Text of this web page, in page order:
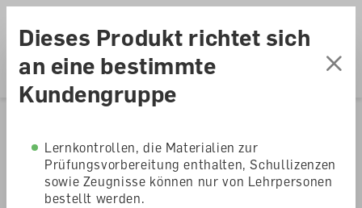
Accesskey Navigation
Direkt
Seitenanfang
Hauptnavigation
Direkt
zum
Hauptinhalt
Direkt
zum
Footer
Direkt
Apropos Medien 5/6
Dieses Produkt richtet sich
an eine bestimmte
Kundengruppe
Lernkontrollen, die Materialien zur
Prüfungsvorbereitung enthalten, Schullizenzen
sowie Zeugnisse können nur von Lehrpersonen
bestellt werden.